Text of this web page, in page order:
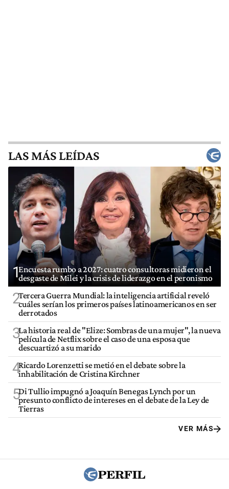
LAS MÁS LEÍDAS
1Encuesta rumbo a 2027: cuatro consultoras midieron el
desgaste de Milei y la crisis de liderazgo en el peronismo
2Tercera Guerra Mundial: la inteligencia artificial reveló
cuáles serían los primeros países latinoamericanos en ser
derrotados
3La historia real de "Elize: Sombras de una mujer", la nueva
película de Netflix sobre el caso de una esposa que
descuartizó a su marido
4Ricardo Lorenzetti se metió en el debate sobre la
inhabilitación de Cristina Kirchner
5Di Tullio impugnó a Joaquín Benegas Lynch por un
presunto conflicto de intereses en el debate de la Ley de
Tierras
VER MÁS